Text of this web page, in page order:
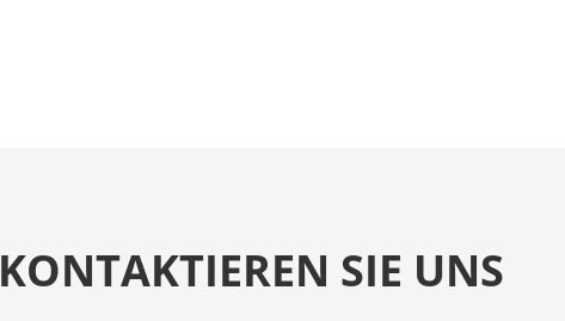
KONTAKTIEREN SIE UNS